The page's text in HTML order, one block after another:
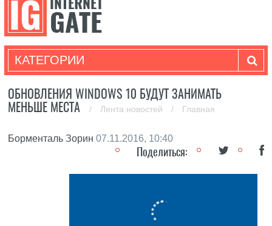
КАТЕГОРИИ
ОБНОВЛЕНИЯ WINDOWS 10 БУДУТ ЗАНИМАТЬ
МЕНЬШЕ МЕСТА
/ Лента новостей / Главная
Борменталь Зорин 07.11.2016, 10:40
Поделиться: